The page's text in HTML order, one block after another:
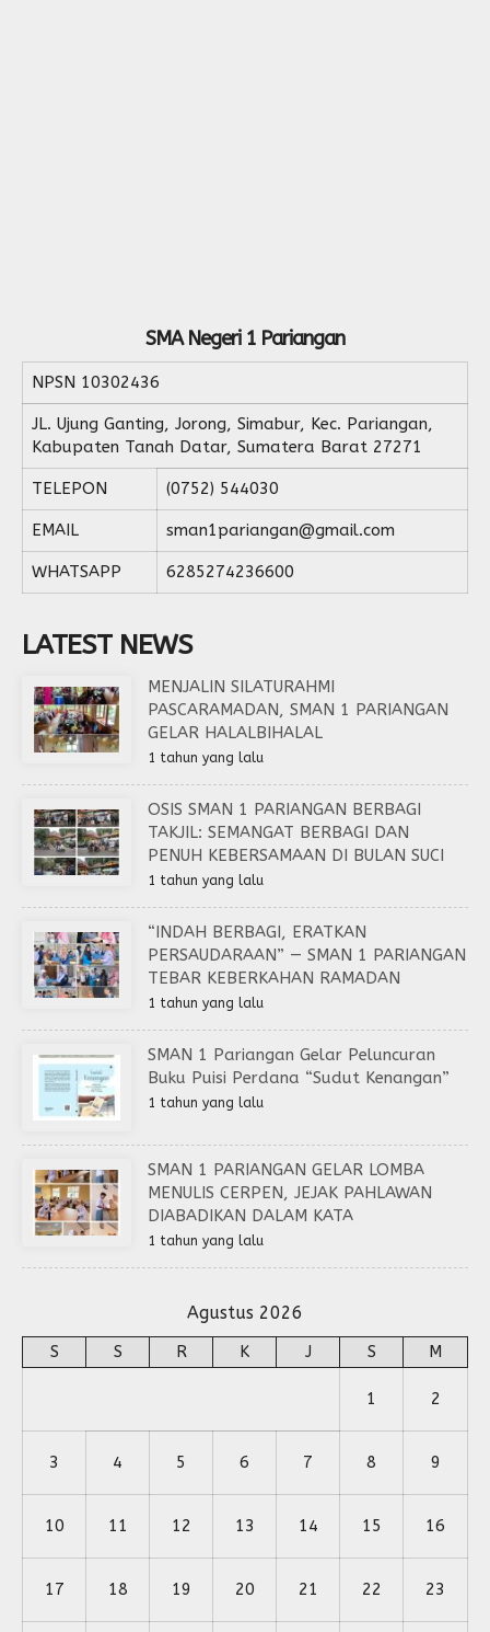
SMA Negeri 1 Pariangan
NPSN 10302436
JL. Ujung Ganting, Jorong, Simabur, Kec. Pariangan,
Kabupaten Tanah Datar, Sumatera Barat 27271
TELEPON (0752) 544030
EMAIL sman1pariangan@gmail.com
WHATSAPP 6285274236600
LATEST NEWS
MENJALIN SILATURAHMI
PASCARAMADAN, SMAN 1 PARIANGAN
GELAR HALALBIHALAL
1 tahun yang lalu
OSIS SMAN 1 PARIANGAN BERBAGI
TAKJIL: SEMANGAT BERBAGI DAN
PENUH KEBERSAMAAN DI BULAN SUCI
1 tahun yang lalu
“INDAH BERBAGI, ERATKAN
PERSAUDARAAN” — SMAN 1 PARIANGAN
TEBAR KEBERKAHAN RAMADAN
1 tahun yang lalu
SMAN 1 Pariangan Gelar Peluncuran
Buku Puisi Perdana “Sudut Kenangan”
1 tahun yang lalu
SMAN 1 PARIANGAN GELAR LOMBA
MENULIS CERPEN, JEJAK PAHLAWAN
DIABADIKAN DALAM KATA
1 tahun yang lalu
Agustus 2026
S S R K J S M
1 2
3 4 5 6 7 8 9
10 11 12 13 14 15 16
17 18 19 20 21 22 23